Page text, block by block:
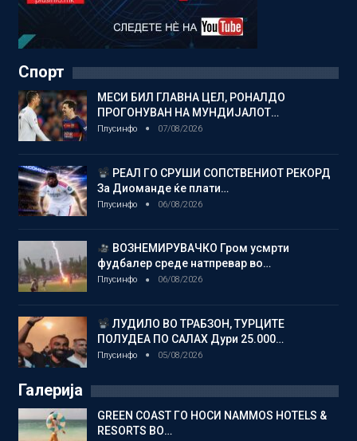
Спорт
МЕСИ БИЛ ГЛАВНА ЦЕЛ, РОНАЛДО
ПРОГОНУВАН НА МУНДИЈАЛОТ…
Плусинфо 07/08/2026
РЕАЛ ГО СРУШИ СОПСТВЕНИОТ РЕКОРД
За Диоманде ќе плати…
Плусинфо 06/08/2026
ВОЗНЕМИРУВАЧКО Гром усмрти
фудбалер среде натпревар во…
Плусинфо 06/08/2026
ЛУДИЛО ВО ТРАБЗОН, ТУРЦИТЕ
ПОЛУДЕА ПО САЛАХ Дури 25.000…
Плусинфо 05/08/2026
Галерија
GREEN COAST ГО НОСИ NAMMOS HOTELS &
RESORTS ВО…